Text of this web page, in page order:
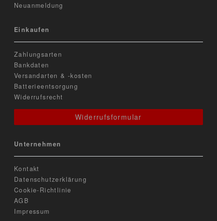
Neuanmeldung
Einkaufen
Zahlungsarten
Bankdaten
Versandarten & -kosten
Batterieentsorgung
Widerrufsrecht
Widerrufsformular
Unternehmen
Kontakt
Datenschutzerklärung
Cookie-Richtlinie
AGB
Impressum